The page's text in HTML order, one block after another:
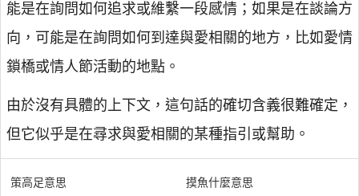
能是在詢問如何追求或維繫一段感情；如果是在談論方
向，可能是在詢問如何到達與愛相關的地方，比如愛情
鎖橋或情人節活動的地點。
由於沒有具體的上下文，這句話的確切含義很難確定，
但它似乎是在尋求與愛相關的某種指引或幫助。
策高足意思 摸魚什麼意思